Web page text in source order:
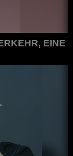
EINE
Obsession